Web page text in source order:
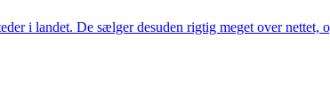
i landet. De sælger desuden rigtig meget over nettet,